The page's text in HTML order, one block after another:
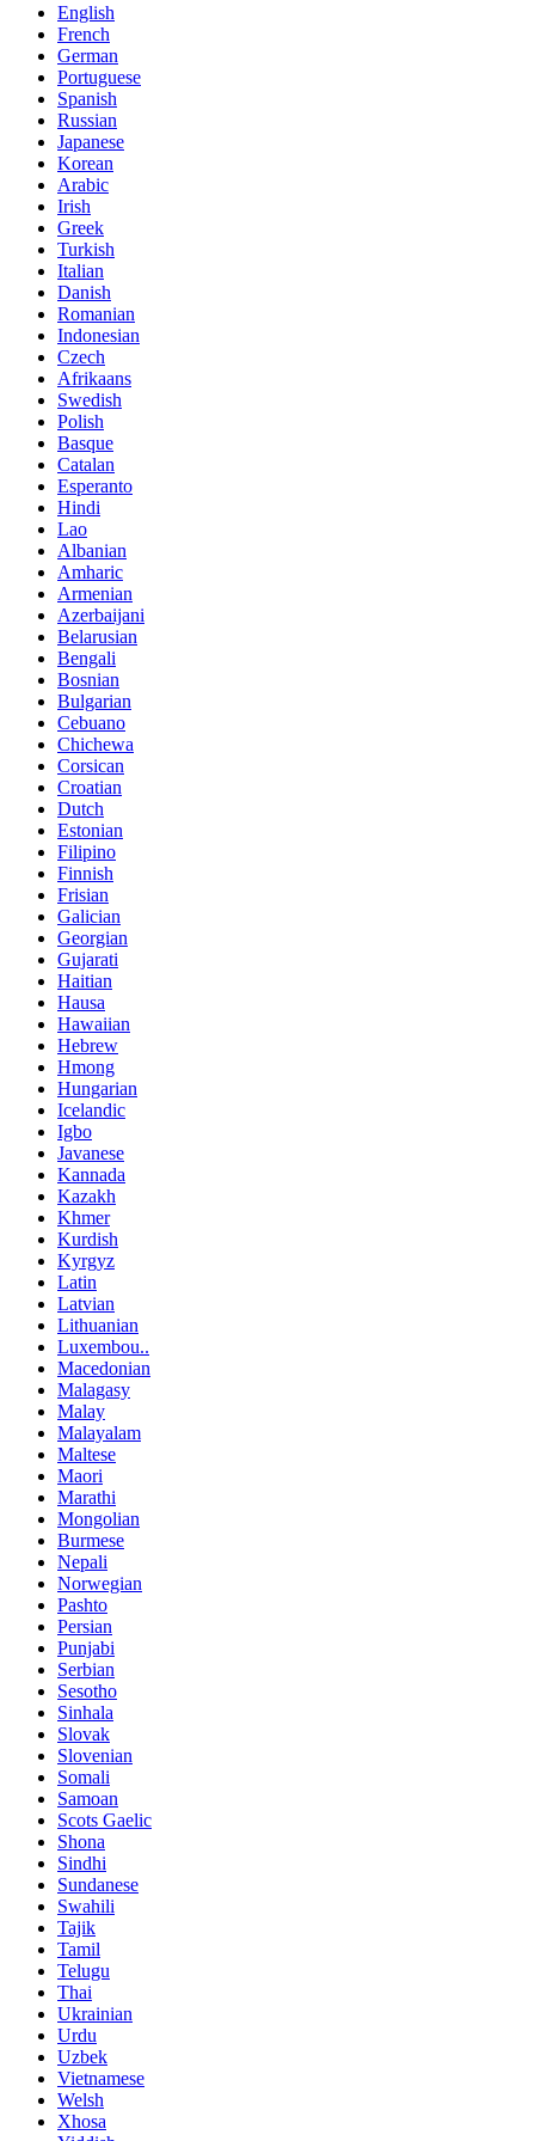
English
French
German
Portuguese
Spanish
Russian
Japanese
Korean
Arabic
Irish
Greek
Turkish
Italian
Danish
Romanian
Indonesian
Czech
Afrikaans
Swedish
Polish
Basque
Catalan
Esperanto
Hindi
Lao
Albanian
Amharic
Armenian
Azerbaijani
Belarusian
Bengali
Bosnian
Bulgarian
Cebuano
Chichewa
Corsican
Croatian
Dutch
Estonian
Filipino
Finnish
Frisian
Galician
Georgian
Gujarati
Haitian
Hausa
Hawaiian
Hebrew
Hmong
Hungarian
Icelandic
Igbo
Javanese
Kannada
Kazakh
Khmer
Kurdish
Kyrgyz
Latin
Latvian
Lithuanian
Luxembou..
Macedonian
Malagasy
Malay
Malayalam
Maltese
Maori
Marathi
Mongolian
Burmese
Nepali
Norwegian
Pashto
Persian
Punjabi
Serbian
Sesotho
Sinhala
Slovak
Slovenian
Somali
Samoan
Scots Gaelic
Shona
Sindhi
Sundanese
Swahili
Tajik
Tamil
Telugu
Thai
Ukrainian
Urdu
Uzbek
Vietnamese
Welsh
Xhosa